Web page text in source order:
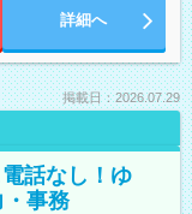
詳細へ
掲載日：2026.07.29
話なし！ゆ
事務